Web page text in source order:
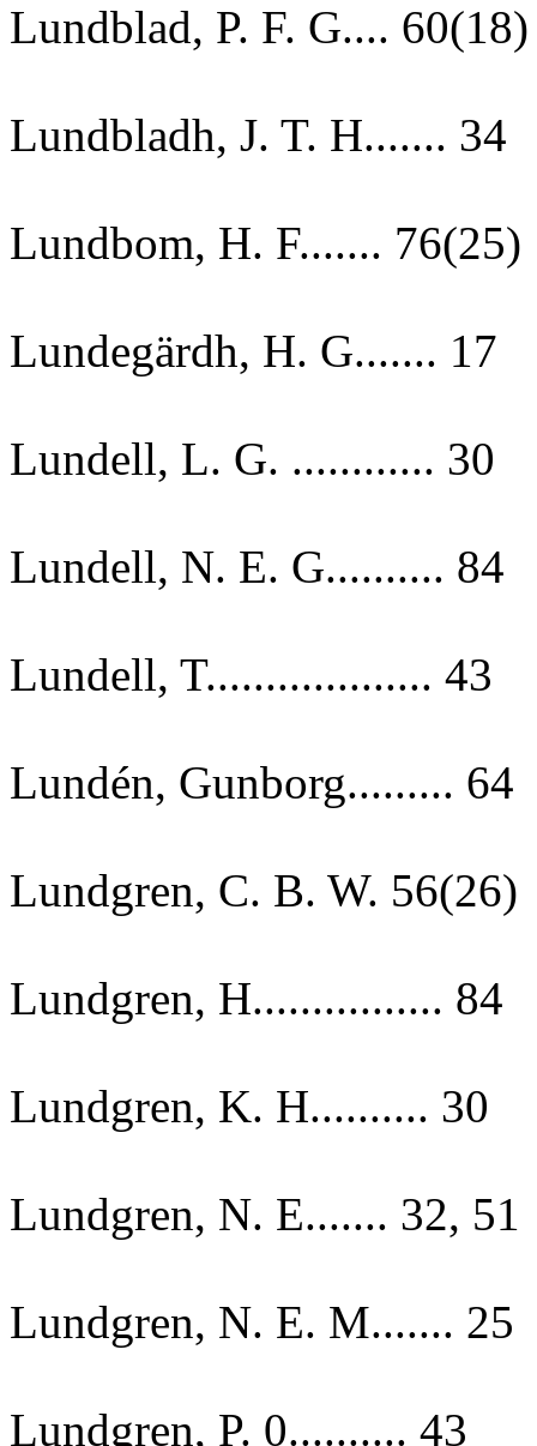
Lundblad, P. F. G.... 60(18)
Lundbladh, J. T. H....... 34
Lundbom, H. F....... 76(25)
Lundegärdh, H. G....... 17
Lundell, L. G. ............ 30
Lundell, N. E. G.......... 84
Lundell, T................... 43
Lundén, Gunborg......... 64
Lundgren, C. B. W. 56(26)
Lundgren, H................ 84
Lundgren, K. H.......... 30
Lundgren, N. E....... 32, 51
Lundgren, N. E. M....... 25
Lundgren, P. 0.......... 43